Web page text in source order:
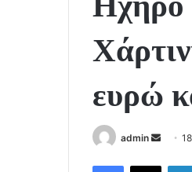
ευρώ
admin
Send
Facebook
X